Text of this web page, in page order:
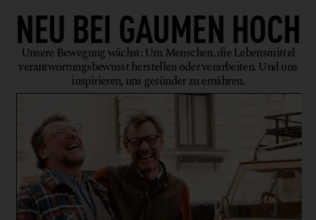
NEU BEI GAUMEN HOCH
Unsere Bewegung wächst: Um Menschen, die Lebensmittel
verantwortungsbewusst herstellen oder verarbeiten. Und uns
inspirieren, uns gesünder zu ernähren.